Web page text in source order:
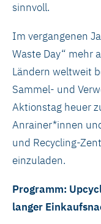
sinnvoll.
Im vergangenen
Waste Day“ mehr
Ländern weltweit
Sammel- und
Aktionstag heuer
Anrainer*innen
und Recycling-
einzuladen.
Programm:
langer